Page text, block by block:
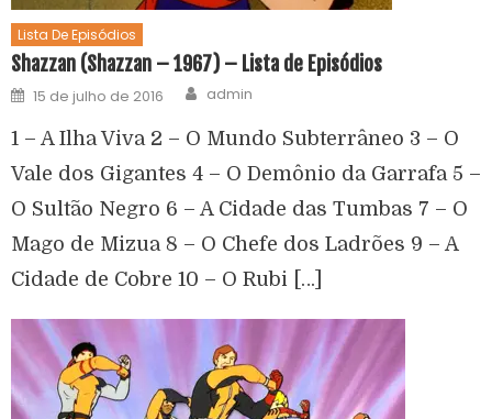
Lista De Episódios
Shazzan (Shazzan – 1967) – Lista de Episódios
15 de julho de 2016 admin
1 – A Ilha Viva 2 – O Mundo Subterrâneo 3 – O
Vale dos Gigantes 4 – O Demônio da Garrafa 5 –
O Sultão Negro 6 – A Cidade das Tumbas 7 – O
Mago de Mizua 8 – O Chefe dos Ladrões 9 – A
Cidade de Cobre 10 – O Rubi […]